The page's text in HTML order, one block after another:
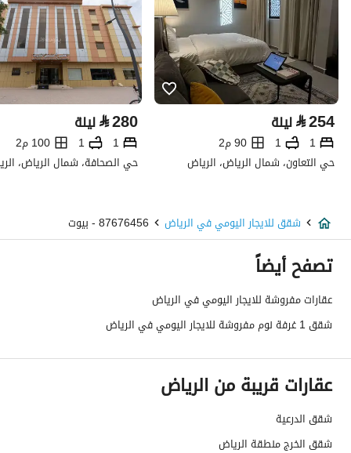
⃁254 ليلة
1
1
90 م2
حي التعاون، شمال الرياض، الرياض
⃁280 ليلة
1
1
100 م2
حي الصحافة، شمال الرياض،
شقق للايجار اليومي في الرياض 87676456 - بيوت
تصفح أيضاً
عقارات مفروشة للايجار اليومي في الرياض
شقق 1 غرفة نوم مفروشة للايجار اليومي في الرياض
عقارات قريبة من الرياض
شقق الدرعية
شقق الخرج منطقة الرياض